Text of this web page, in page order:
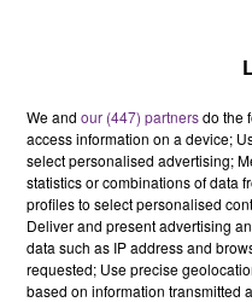
We and our (447) partnersdo the
access information on a device;
select personalised advertising;
statistics or combinations of data
profiles to select personalised
Deliver and present advertising
data such as IP address and
requested; Use precise
based on information transmitted